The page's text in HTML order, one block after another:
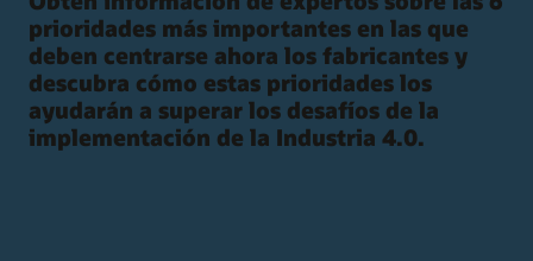
prioridades más importantes en las que
deben centrarse ahora los fabricantes y
descubra cómo estas prioridades los
ayudarán a superar los desafíos de la
implementación de la Industria 4.0.